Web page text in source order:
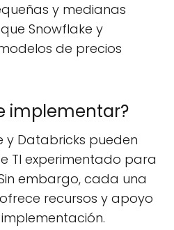
y medianas
Snowflake y
de precios
implementar?
y Databricks pueden
TI experimentado para
embargo, cada una
recursos y apoyo